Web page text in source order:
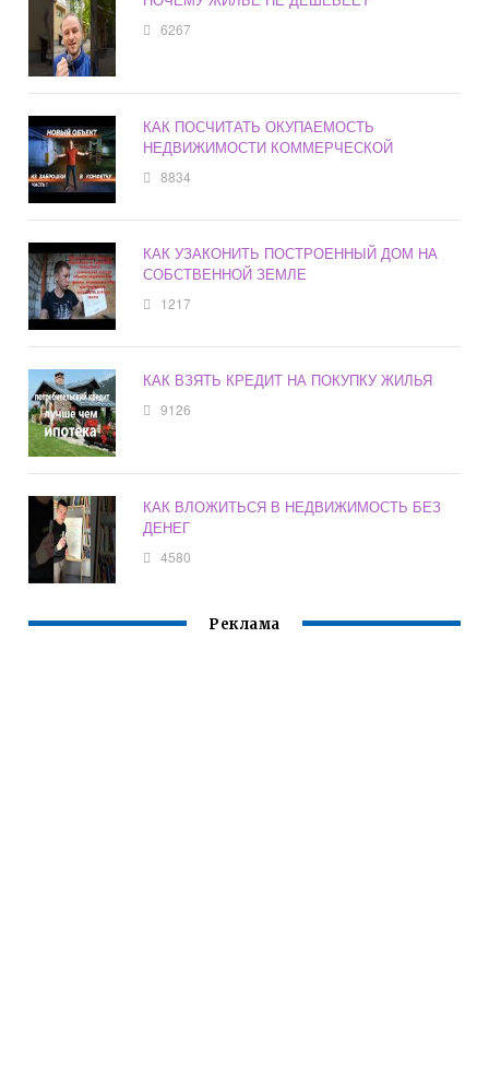
6267
КАК ПОСЧИТАТЬ ОКУПАЕМОСТЬ
НЕДВИЖИМОСТИ КОММЕРЧЕСКОЙ
8834
КАК УЗАКОНИТЬ ПОСТРОЕННЫЙ ДОМ НА
СОБСТВЕННОЙ ЗЕМЛЕ
1217
КАК ВЗЯТЬ КРЕДИТ НА ПОКУПКУ ЖИЛЬЯ
9126
КАК ВЛОЖИТЬСЯ В НЕДВИЖИМОСТЬ БЕЗ
ДЕНЕГ
4580
Реклама